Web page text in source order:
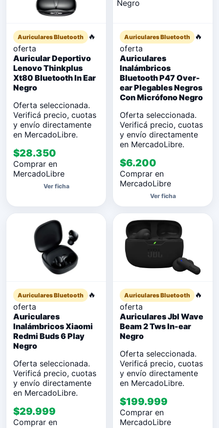
Auriculares Bluetooth
🔥
oferta
Auricular Deportivo
Lenovo Thinkplus
Xt80 Bluetooth In Ear
Negro
Oferta seleccionada.
Verificá precio, cuotas
y envío directamente
en MercadoLibre.
$28.350
Comprar en
MercadoLibre
Ver ficha
Auriculares Bluetooth
🔥
oferta
Auriculares
Inalámbricos
Bluetooth P47 Over-
ear Plegables Negros
Con Micrófono Negro
Oferta seleccionada.
Verificá precio, cuotas
y envío directamente
en MercadoLibre.
$6.200
Comprar en
MercadoLibre
Ver ficha
Auriculares Bluetooth
🔥
oferta
Auriculares
Inalámbricos Xiaomi
Redmi Buds 6 Play
Negro
Oferta seleccionada.
Verificá precio, cuotas
y envío directamente
en MercadoLibre.
$29.999
Comprar en
Auriculares Bluetooth
🔥
oferta
Auriculares Jbl Wave
Beam 2 Tws In-ear
Negro
Oferta seleccionada.
Verificá precio, cuotas
y envío directamente
en MercadoLibre.
$199.999
Comprar en
MercadoLibre